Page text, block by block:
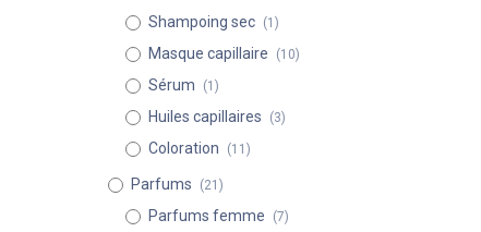
Shampoing sec (1)
Masque capillaire (10)
Sérum (1)
Huiles capillaires (3)
Coloration (11)
Parfums (21)
Parfums femme (7)